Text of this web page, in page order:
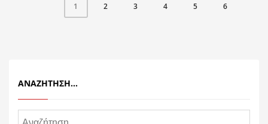
1 2 3 4 5 6
ΑΝΑΖΉΤΗΣΗ…